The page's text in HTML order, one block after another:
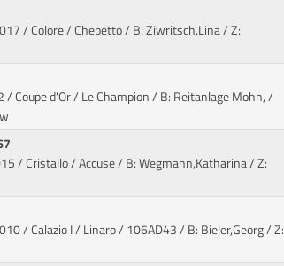
/ Colore / Chepetto/ B: Ziwritsch,Lina / Z:
Coupe d'Or / Le Champion/ B: Reitanlage Mohn, /
/ Cristallo / Accuse/ B: Wegmann,Katharina / Z:
/ Calazio I / Linaro/ 106AD43 / B: Bieler,Georg / Z: